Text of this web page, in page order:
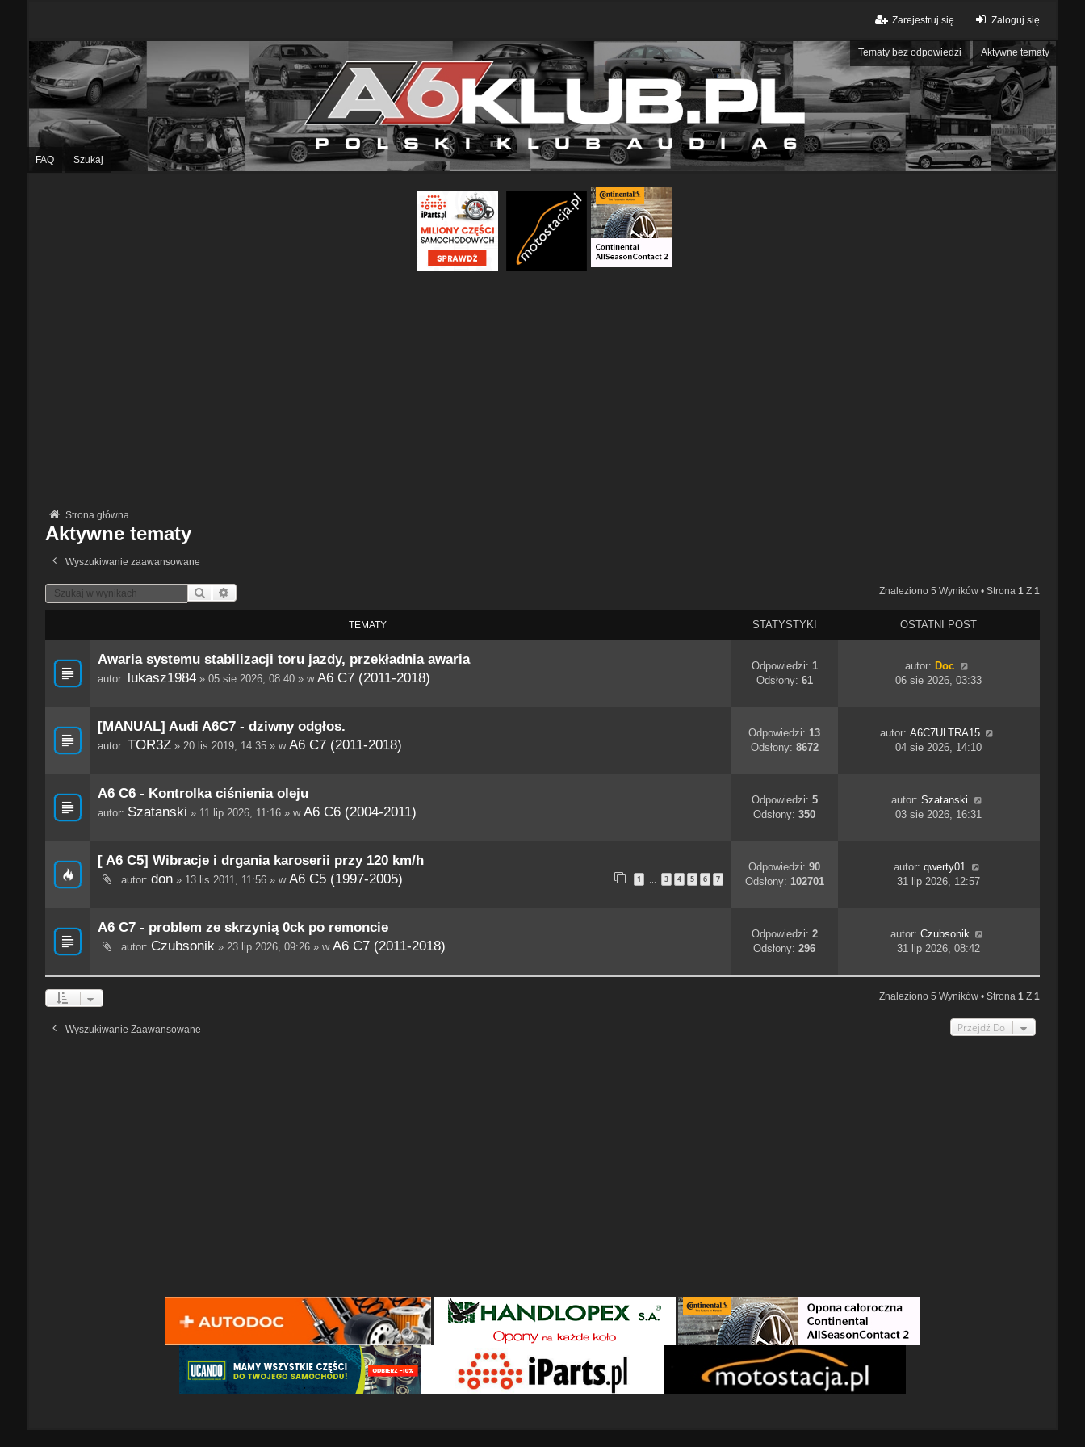
Zaloguj się
Zarejestruj się
Tematy bez odpowiedzi Aktywne tematy
FAQ Szukaj
Strona główna
Aktywne tematy
Wyszukiwanie zaawansowane
Szukaj Znaleziono 5 Wyników • Strona1 Z1
TEMATY STATYSTYKI OSTATNI POST
Awaria systemu stabilizacji toru jazdy, przekładnia awaria
autor: lukasz1984» 05 sie 2026, 08:40 » w A6 C7 (2011-2018)
Odpowiedzi: 1
Odsłony: 61
autor: Doc
06 sie 2026, 03:33
[MANUAL] Audi A6C7 - dziwny odgłos.
autor: TOR3Z» 20 lis 2019, 14:35 » w A6 C7 (2011-2018)
Odpowiedzi:13
Odsłony: 8672
autor: A6C7ULTRA15
04 sie 2026, 14:10
A6 C6 - Kontrolka ciśnienia oleju
autor: Szatanski » 11 lip 2026, 11:16 » w A6 C6 (2004-2011)
Odpowiedzi: 5
Odsłony:350
autor:Szatanski
03 sie 2026, 16:31
[ A6 C5] Wibracje i drgania karoserii przy 120 km/h
autor: don» 13 lis 2011, 11:56 » w A6 C5 (1997-2005) 1 … 3 4 5 6 7
Odpowiedzi:90
Odsłony: 102701
autor:qwerty01
31 lip 2026, 12:57
A6 C7 - problem ze skrzynią 0ck po remoncie
autor: Czubsonik» 23 lip 2026, 09:26 » w A6 C7 (2011-2018)
Odpowiedzi: 2
Odsłony:296
autor: Czubsonik
31 lip 2026, 08:42
Znaleziono 5 Wyników • Strona1 Z1
Wyszukiwanie Zaawansowane Przejdź Do